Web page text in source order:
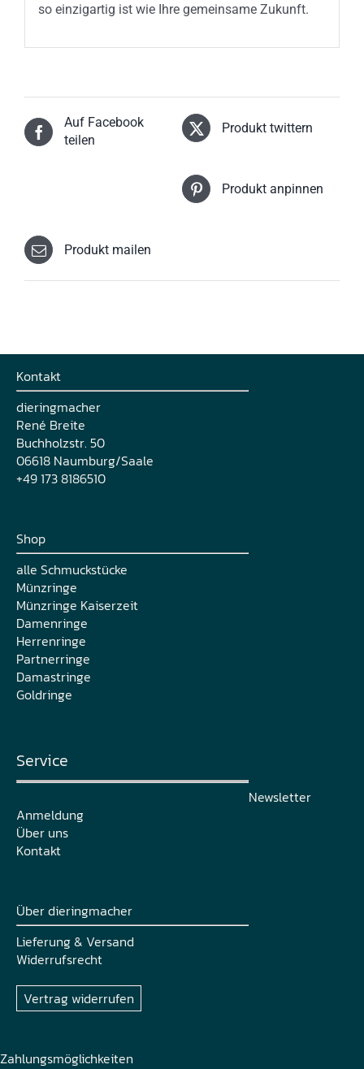
so einzigartig ist wie Ihre gemeinsame Zukunft.
Auf Facebook
teilen
Produkt twittern
Produkt anpinnen
Produkt mailen
Kontakt
dieringmacher
René Breite
Buchholzstr. 50
06618 Naumburg/Saale
+49 173 8186510
Shop
alle Schmuckstücke
Münzringe
Münzringe Kaiserzeit
Damenringe
Herrenringe
Partnerringe
Damastringe
Goldringe
Service
Newsletter
Anmeldung
Über uns
Kontakt
Über dieringmacher
Lieferung & Versand
Widerrufsrecht
Vertrag widerrufen
Zahlungsmöglichkeiten